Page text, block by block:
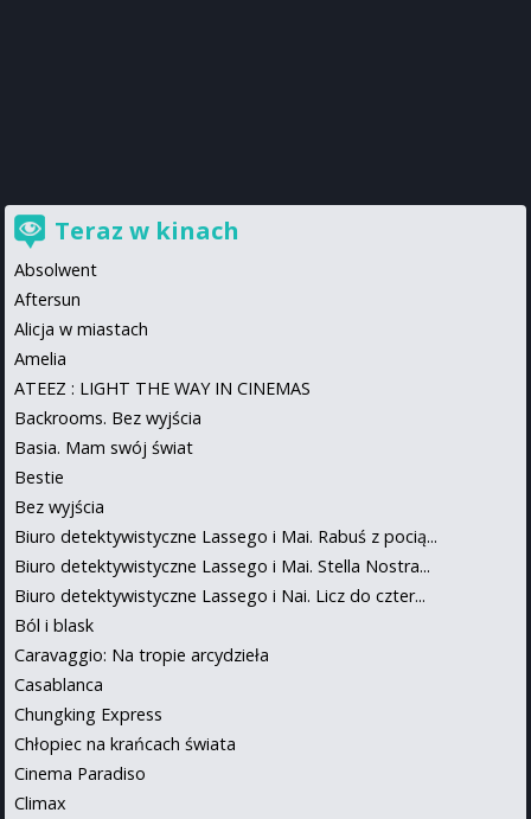
Teraz w kinach
Absolwent
Aftersun
Alicja w miastach
Amelia
ATEEZ : LIGHT THE WAY IN CINEMAS
Backrooms. Bez wyjścia
Basia. Mam swój świat
Bestie
Bez wyjścia
Biuro detektywistyczne Lassego i Mai. Rabuś z pocią...
Biuro detektywistyczne Lassego i Mai. Stella Nostra...
Biuro detektywistyczne Lassego i Nai. Licz do czter...
Ból i blask
Caravaggio: Na tropie arcydzieła
Casablanca
Chungking Express
Chłopiec na krańcach świata
Cinema Paradiso
Climax